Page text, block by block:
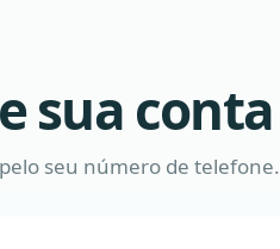
sua conta
seu número de telefone.